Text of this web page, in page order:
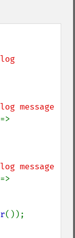
message
message
());